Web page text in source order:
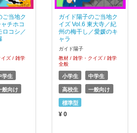
ご当地ク
チホコ
ロコシ／
ズ / 雑学
学生
般向け
ガイド陽子のご当地ク
イズ Vol.6 東大寺／紀
州の梅干し／愛媛のキ
ャラ
ガイド陽子
教材 / 雑学・クイズ / 雑学
全般
小学生 中学生
高校生 一般向け
標準型
¥ 0